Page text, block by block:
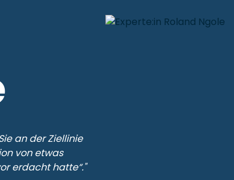
an der Ziellinie
von etwas
erdacht hatte“."